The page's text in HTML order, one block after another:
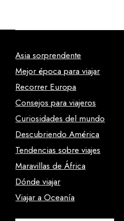
Asia sorprendente
Mejor época para viajar
Recorrer Europa
Consejos para viajeros
Curiosidades del mundo
Descubriendo América
Tendencias sobre viajes
Maravillas de África
Dónde viajar
Viajar a Oceanía